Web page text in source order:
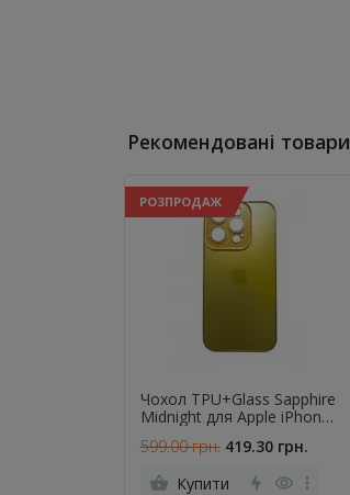
Рекомендовані товари
РОЗПРОДАЖ
Чохол TPU+Glass Sapphire
Midnight для Apple iPhone
599.00 грн. 419.30 грн.
Купити